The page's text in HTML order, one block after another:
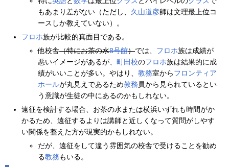
もあまり差がない（ただし、 久山道彦師は文理最上位コ
ースしか教えていない）。
フロホ族が比較的真面目である。
他校舎（特にお茶の水8号館）では、 フロホ族は成績が
悪いイメージがあるが、 町田校のフロホ族は結果的に成
績がいいことが多い。やはり、 教務室からフロンティア
ホールが丸見えであるため教務員から見られているとい
う意識が生徒の中にあるのかもしれない。
遠征を検討する場合、お茶の水または横浜いずれも時間がか
かるため、遠征するよりは講師と近しくなって質問がしやす
い関係を整えた方が現実的かもしれない。
だが、遠征をして違う雰囲気の校舎で受けることを勧め
る教務もいる。